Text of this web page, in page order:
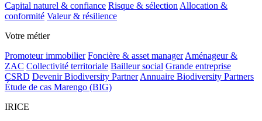
Capital naturel & confiance Risque & sélection Allocation &
conformité Valeur & résilience
Votre métier
Promoteur immobilier Foncière & asset manager Aménageur &
ZAC Collectivité territoriale Bailleur social Grande entreprise
CSRD Devenir Biodiversity Partner Annuaire Biodiversity Partners
Étude de cas Marengo (BIG)
IRICE